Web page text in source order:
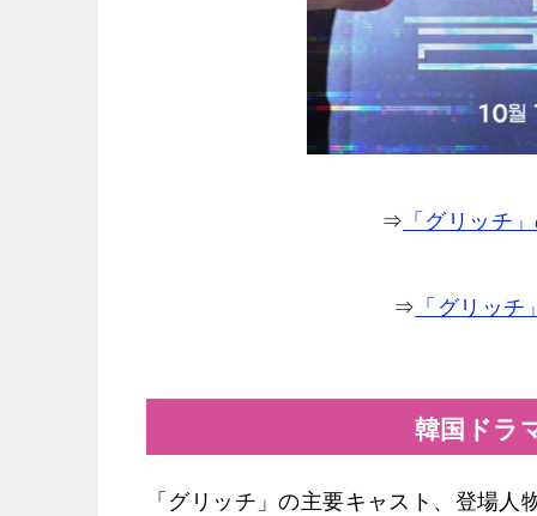
⇒ 「グリッチ
⇒ 「グリッ
韓国ドラ
「グリッチ」の主要キャスト、登場人